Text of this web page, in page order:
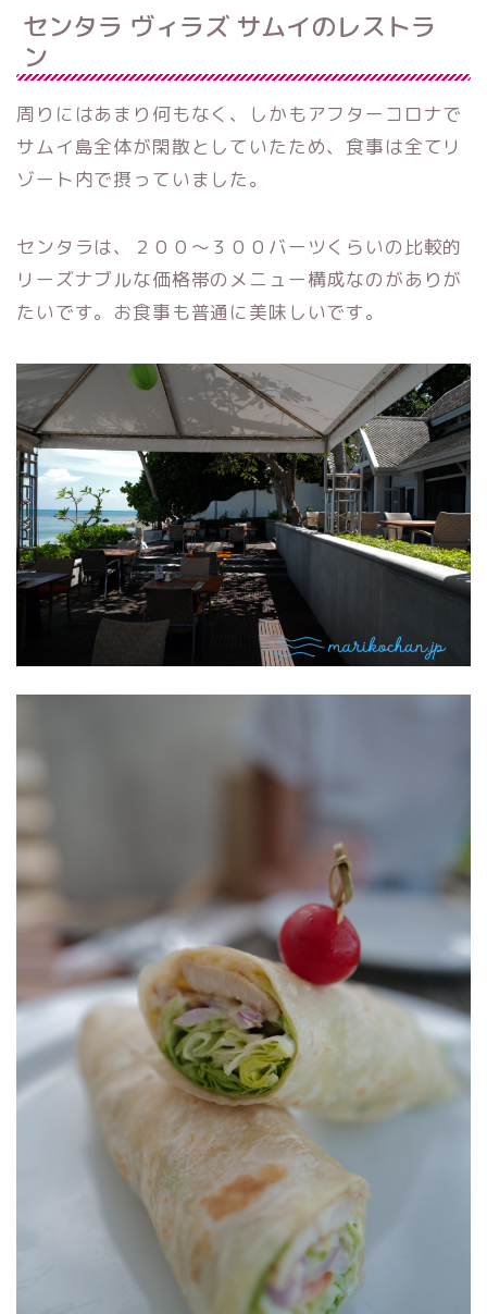
センタラ ヴィラズ サムイのレストラ
ン
周りにはあまり何もなく、しかもアフターコロナで
サムイ島全体が閑散としていたため、食事は全てリ
ゾート内で摂っていました。
センタラは、２００〜３００バーツくらいの比較的
リーズナブルな価格帯のメニュー構成なのがありが
たいです。お食事も普通に美味しいです。